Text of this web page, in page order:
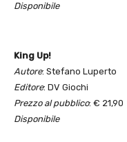
Disponibile
King Up!
Autore: Stefano Luperto
Editore: DV Giochi
Prezzo al pubblico: € 21,90
Disponibile